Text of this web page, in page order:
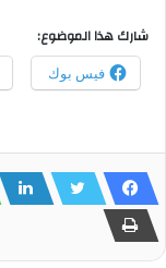
شارك هذا الموضوع:
فيس بوك